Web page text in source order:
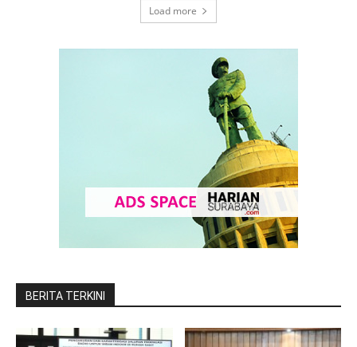
Load more
BERITA TERKINI